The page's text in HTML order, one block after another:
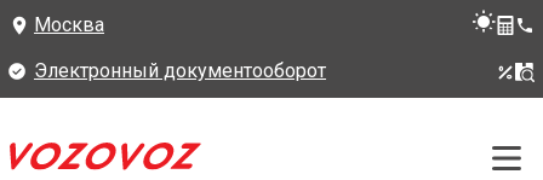
Москва
Электронный документооборот